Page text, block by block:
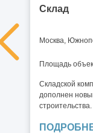
Склад
Москва,
Площадь
Складской
дополнен
строительства.